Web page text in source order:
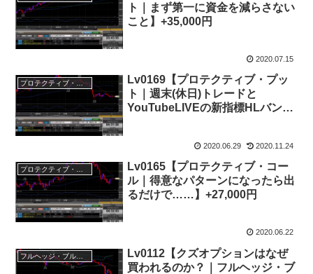
ト｜まず第一に資金を減らさない
こと】+35,000円
2020.07.15
プロテクティブ・プット
Lv0169【プロテクティブ・プッ
ト｜週末(休日)トレードと
YouTubeLIVEの新指標HLバン
2020.06.29 2020.11.24
プロテクティブ・コール
Lv0165【プロテクティブ・コー
ル｜得意なパターンになったら出
るだけで……】+27,000円
2020.06.22
フルヘッジ・ブル・シンセティック
Lv0112【クズオプションはなぜ
買われるのか？｜フルヘッジ・ブ